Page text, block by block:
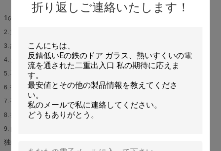
折り返しご連絡いたします！
1の速い配達
2. 競争価格
3. 経験を交換する多くの年
4. 多くの年展覧会の経験
5. 専門デザイナー グループ サービス
6. 提供のワンストップ解決のプロジェクト サービス
7. 有名なブランドのenterpriceの協同
8. 提供の証明、guaranted質
9. provide通関サービスを個人化しました。
独特なA. Modern様式